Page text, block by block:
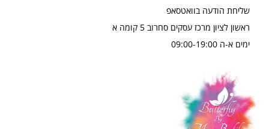
שליחת הודעה בוואטסאפ
ראשון לציון מרכז עסקים סחרוב 5 קומה א
ימים א-ה 09:00-19:00